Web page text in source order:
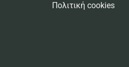
Πολιτική cookies